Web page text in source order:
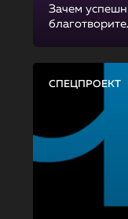
Зачем
СПЕЦПРОЕКТ